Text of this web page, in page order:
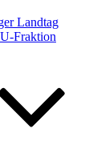
Landtag
Fraktion